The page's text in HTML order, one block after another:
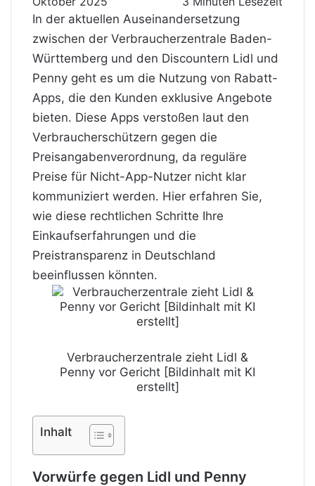
In der aktuellen Auseinandersetzung
zwischen der Verbraucherzentrale Baden-
Württemberg und den Discountern Lidl und
Penny geht es um die Nutzung von Rabatt-
Apps, die den Kunden exklusive Angebote
bieten. Diese Apps verstoßen laut den
Verbraucherschützern gegen die
Preisangabenverordnung, da reguläre
Preise für Nicht-App-Nutzer nicht klar
kommuniziert werden. Hier erfahren Sie,
wie diese rechtlichen Schritte Ihre
Einkaufserfahrungen und die
Preistransparenz in Deutschland
beeinflussen könnten.
Verbraucherzentrale zieht Lidl &
Penny vor Gericht [Bildinhalt mit KI
erstellt]
Inhalt
Vorwürfe gegen Lidl und Penny